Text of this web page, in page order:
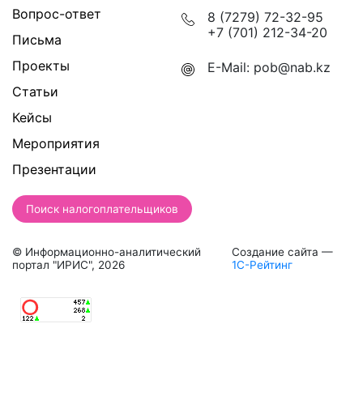
Вопрос-ответ
Письма
Проекты
Статьи
Кейсы
Мероприятия
Презентации
8 (7279) 72-32-95
+7 (701) 212-34-20
E-Mail: pob@nab.kz
Поиск налогоплательщиков
© Информационно-аналитический
портал "ИРИС", 2026
Создание сайта —
1С-Рейтинг